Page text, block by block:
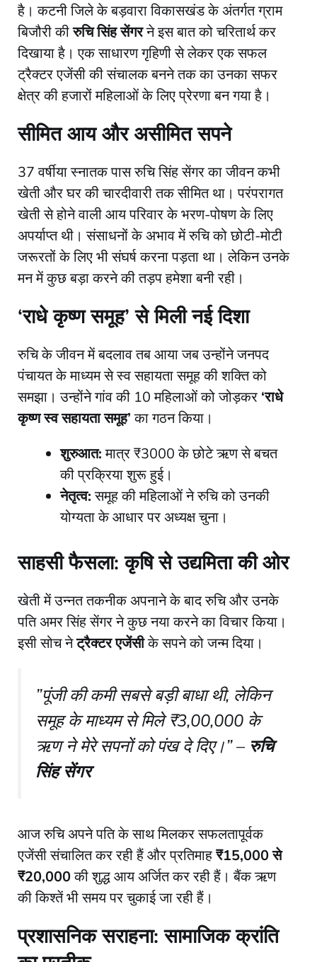
है। कटनी जिले के बड़वारा विकासखंड के अंतर्गत ग्राम
बिजौरी कीरुचि सिंह सेंगरने इस बात को चरितार्थ कर
दिखाया है। एक साधारण गृहिणी से लेकर एक सफल
ट्रैक्टर एजेंसी की संचालक बनने तक का उनका सफर
क्षेत्र की हजारों महिलाओं के लिए प्रेरणा बन गया है।
सीमित आय और असीमित सपने
​37 वर्षीया स्नातक पास रुचि सिंह सेंगर का जीवन कभी
खेती और घर की चारदीवारी तक सीमित था। परंपरागत
खेती से होने वाली आय परिवार के भरण-पोषण के लिए
अपर्याप्त थी। संसाधनों के अभाव में रुचि को छोटी-मोटी
जरूरतों के लिए भी संघर्ष करना पड़ता था। लेकिन उनके
मन में कुछ बड़ा करने की तड़प हमेशा बनी रही।
‘राधे कृष्ण समूह’ से मिली नई दिशा
​रुचि के जीवन में बदलाव तब आया जब उन्होंने जनपद
पंचायत के माध्यम से स्व सहायता समूह की शक्ति को
समझा। उन्होंने गांव की 10 महिलाओं को जोड़कर ‘राधे
कृष्ण स्व सहायता समूह’का गठन किया।
शुरुआत:मात्र ₹3000 के छोटे ऋण से बचत
की प्रक्रिया शुरू हुई।
नेतृत्व:समूह की महिलाओं ने रुचि को उनकी
योग्यता के आधार पर अध्यक्ष चुना।
साहसी फैसला: कृषि से उद्यमिता की ओर
​खेती में उन्नत तकनीक अपनाने के बाद रुचि और उनके
पति अमर सिंह सेंगर ने कुछ नया करने का विचार किया।
इसी सोच नेट्रैक्टर एजेंसीके सपने को जन्म दिया।
​”पूंजी की कमी सबसे बड़ी बाधा थी, लेकिन
समूह के माध्यम से मिले ₹3,00,000 के
ऋण ने मेरे सपनों को पंख दे दिए।” – रुचि
सिंह सेंगर
​आज रुचि अपने पति के साथ मिलकर सफलतापूर्वक
एजेंसी संचालित कर रही हैं और प्रतिमाह₹15,000 से
₹20,000की शुद्ध आय अर्जित कर रही हैं। बैंक ऋण
की किश्तें भी समय पर चुकाई जा रही हैं।
प्रशासनिक सराहना: सामाजिक क्रांति